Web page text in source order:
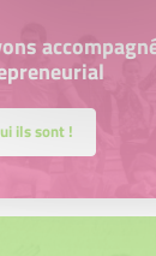
ils sont !